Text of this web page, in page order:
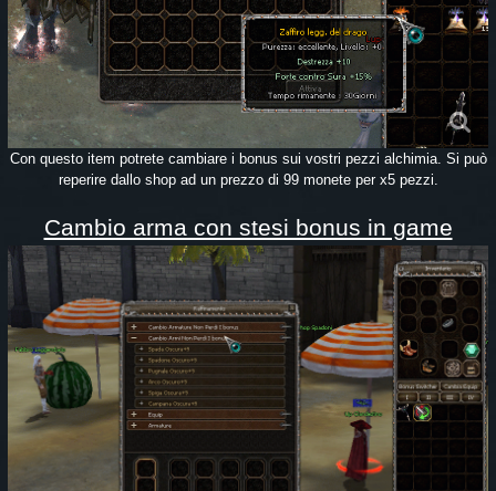
Con questo item potrete cambiare i bonus sui vostri pezzi alchimia. Si può
reperire dallo shop ad un prezzo di 99 monete per x5 pezzi.
Cambio arma con stesi bonus in game